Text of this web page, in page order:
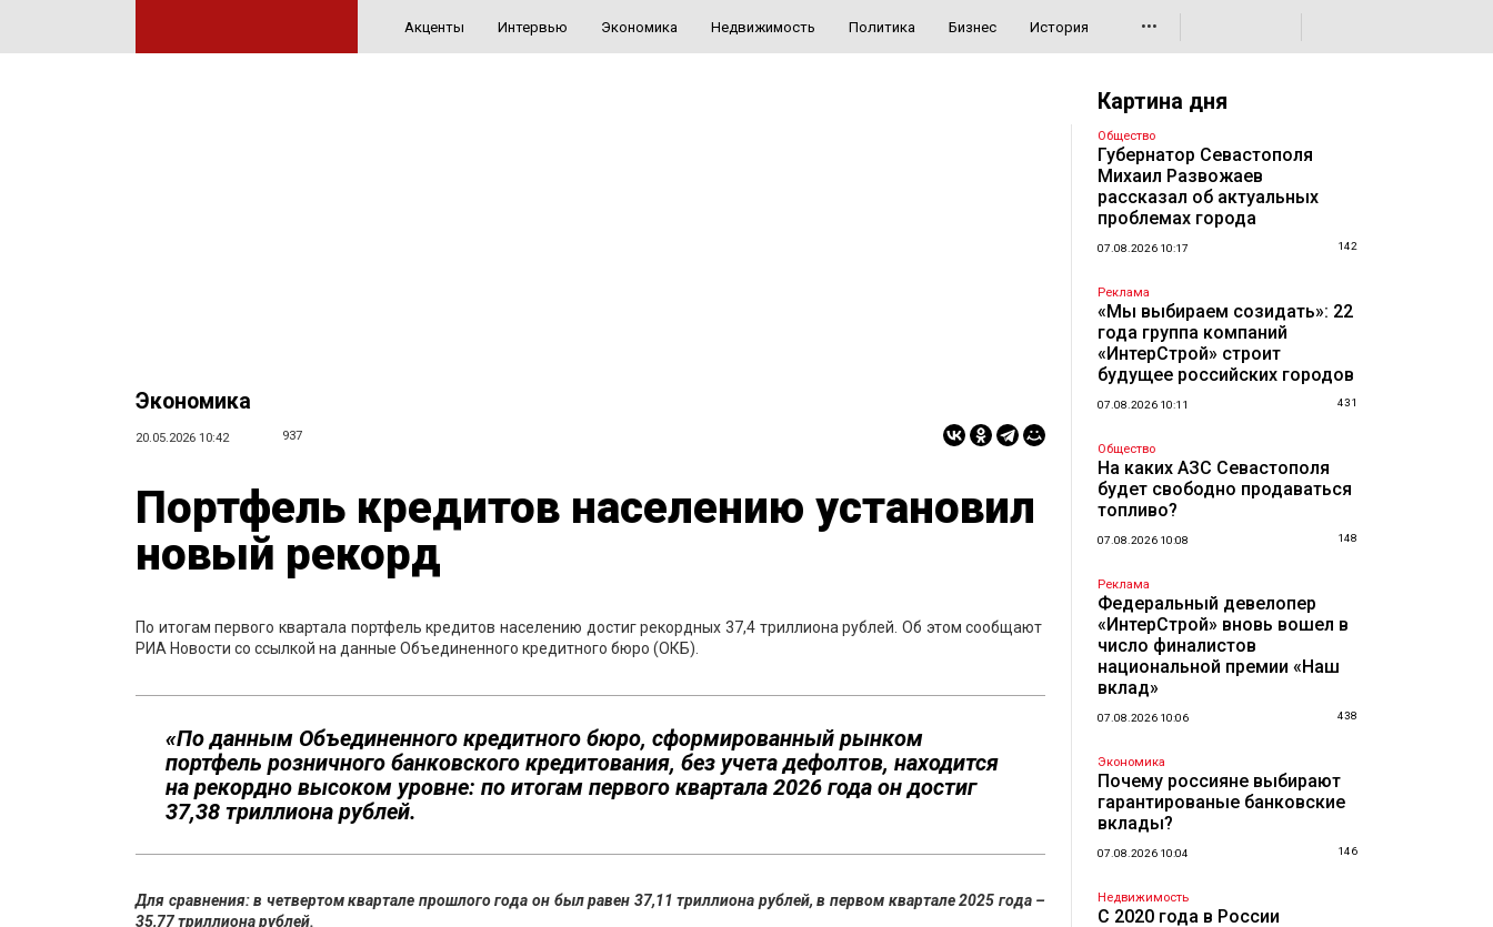
Акценты Интервью Экономика Недвижимость Политика Бизнес История •••
Экономика
20.05.2026 10:42 937
Портфель кредитов населению установил
новый рекорд
По итогам первого квартала портфель кредитов населению достиг рекордных 37,4 триллиона рублей. Об этом сообщают
РИА Новости со ссылкой на данные Объединенного кредитного бюро (ОКБ).
«По данным Объединенного кредитного бюро, сформированный рынком
портфель розничного банковского кредитования, без учета дефолтов, находится
на рекордно высоком уровне: по итогам первого квартала 2026 года он достиг
37,38 триллиона рублей.
Для сравнения: в четвертом квартале прошлого года он был равен 37,11 триллиона рублей, в первом квартале 2025 года –
35,77 триллиона рублей.
Картина дня
Общество
Губернатор Севастополя
Михаил Развожаев
рассказал об актуальных
проблемах города
07.08.2026 10:17 142
Реклама
«Мы выбираем созидать»: 22
года группа компаний
«ИнтерСтрой» строит
будущее российских городов
07.08.2026 10:11 431
Общество
На каких АЗС Севастополя
будет свободно продаваться
топливо?
07.08.2026 10:08 148
Реклама
Федеральный девелопер
«ИнтерСтрой» вновь вошел в
число финалистов
национальной премии «Наш
вклад»
07.08.2026 10:06 438
Экономика
Почему россияне выбирают
гарантированые банковские
вклады?
07.08.2026 10:04 146
Недвижимость
С 2020 года в России